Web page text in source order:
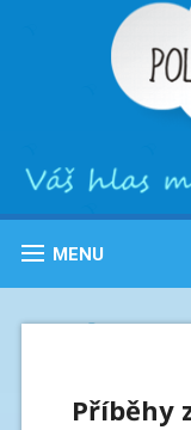
MENU
Příběhy